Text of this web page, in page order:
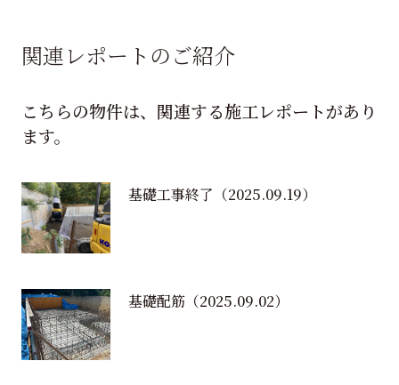
関連レポートのご紹介
こちらの物件は、関連する施工レポートがあり
ます。
基礎工事終了 （2025.09.19）
基礎配筋（2025.09.02）